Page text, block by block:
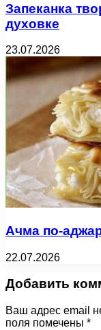
Запеканка
духовке
23.07.2026
Ачма по-
22.07.2026
Добавить
Ваш адрес email
поля помечены *